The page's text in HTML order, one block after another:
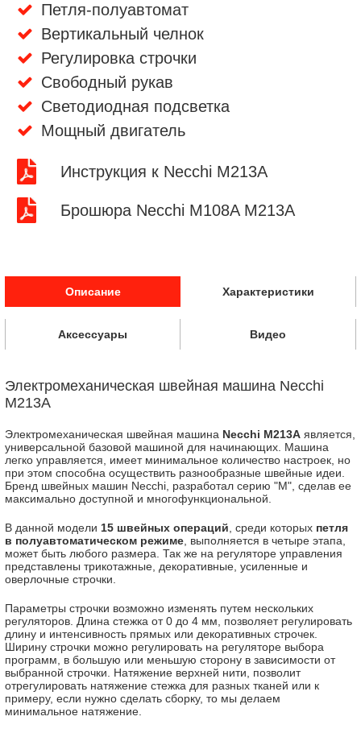
Петля-полуавтомат
Вертикальный челнок
Регулировка строчки
Свободный рукав
Светодиодная подсветка
Мощный двигатель
Инструкция к Necchi M213A
Брошюра Necchi M108A M213A
Описание Характеристики
Аксессуары Видео
Электромеханическая швейная машина Necchi
M213A
Электромеханическая швейная машина Necchi M213A является,
универсальной базовой машиной для начинающих. Машина
легко управляется, имеет минимальное количество настроек, но
при этом способна осуществить разнообразные швейные идеи.
Бренд швейных машин Necchi, разработал серию "М", сделав ее
максимально доступной и многофункциональной.
В данной модели 15 швейных операций , среди которых петля
в полуавтоматическом режиме , выполняется в четыре этапа,
может быть любого размера. Так же на регуляторе управления
представлены трикотажные, декоративные, усиленные и
оверлочные строчки.
Параметры строчки возможно изменять путем нескольких
регуляторов. Длина стежка от 0 до 4 мм, позволяет регулировать
длину и интенсивность прямых или декоративных строчек.
Ширину строчки можно регулировать на регуляторе выбора
программ, в большую или меньшую сторону в зависимости от
выбранной строчки. Натяжение верхней нити, позволит
отрегулировать натяжение стежка для разных тканей или к
примеру, если нужно сделать сборку, то мы делаем
минимальное натяжение.